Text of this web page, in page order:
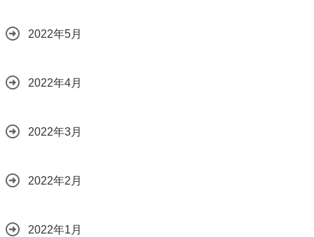
2022年5月
2022年4月
2022年3月
2022年2月
2022年1月